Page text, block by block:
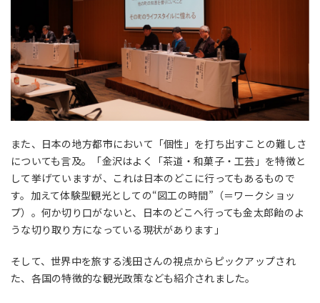
また、日本の地方都市において「個性」を打ち出すことの難しさ
についても言及。「金沢はよく「茶道・和菓子・工芸」を特徴と
して挙げていますが、これは日本のどこに行ってもあるもので
す。加えて体験型観光としての“図工の時間”（＝ワークショッ
プ）。何か切り口がないと、日本のどこへ行っても金太郎飴のよ
うな切り取り方になっている現状があります」
そして、世界中を旅する浅田さんの視点からピックアップされ
た、各国の特徴的な観光政策なども紹介されました。